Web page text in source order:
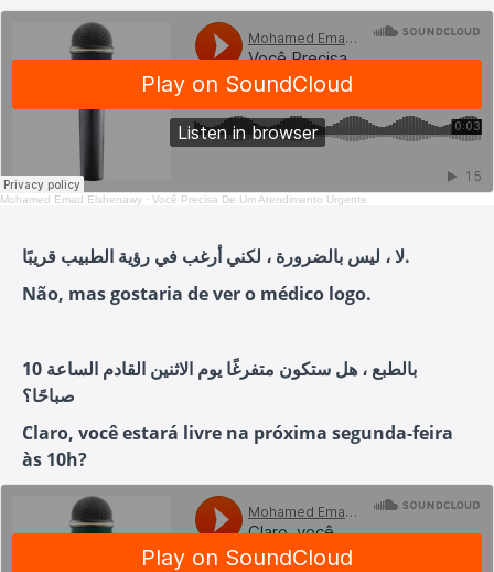
Mohamed Emad Elshenawy · Você Precisa De Um Atendimento Urgente
لا ، ليس بالضرورة ، لكني أرغب في رؤية الطبيب قريبًا.
Não, mas gostaria de ver o médico logo.
بالطبع ، هل ستكون متفرغًا يوم الاثنين القادم الساعة 10
صباحًا؟
Claro, você estará livre na próxima segunda-feira
às 10h?